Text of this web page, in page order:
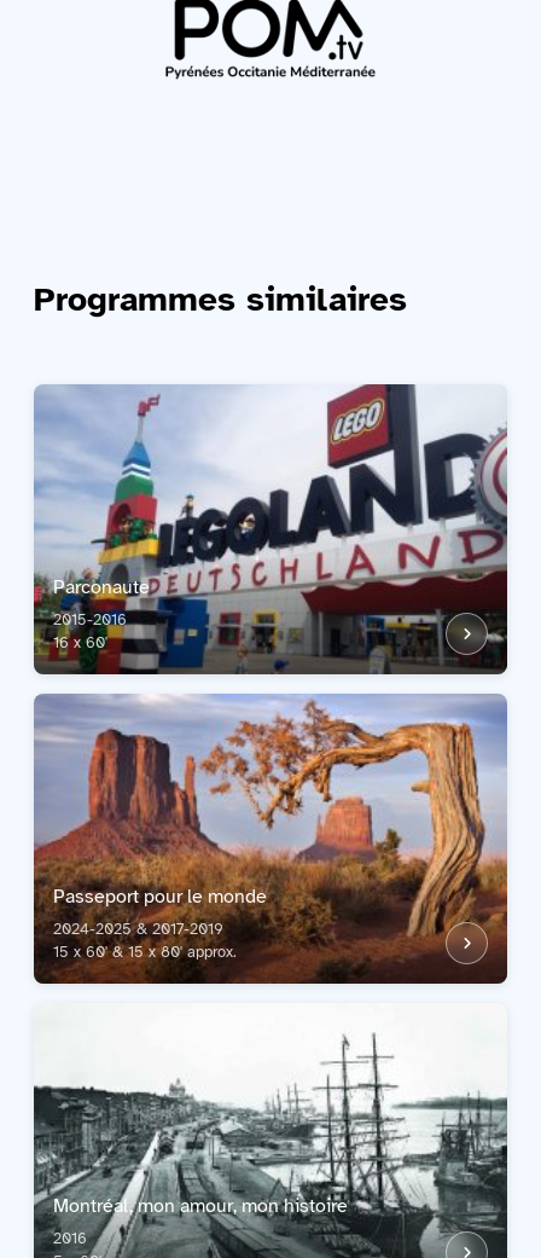
Programmes similaires
Parconaute
2015-2016
16 x 60'
Passeport pour le monde
2024-2025 & 2017-2019
15 x 60' & 15 x 80' approx.
Montréal, mon amour, mon histoire
2016